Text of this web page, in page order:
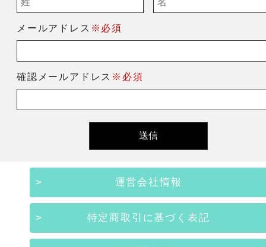
メールアドレス ※必須
確認メールアドレス ※必須
運営会社情報
特定商取引に基づく表記